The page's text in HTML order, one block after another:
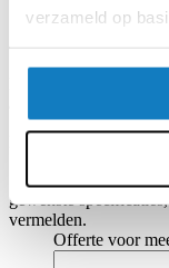
verzameld op
13 verschillende
onafgewerkt) zijn
De behuizingen
aangeleverd worden
Offerte voor deze
gewenste
vermelden.
Offerte voor